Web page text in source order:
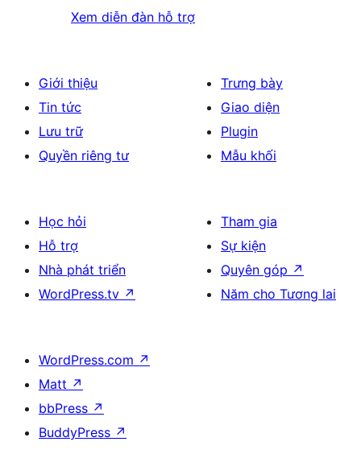
Xem diễn đàn hỗ trợ
Giới thiệu
Tin tức
Lưu trữ
Quyền riêng tư
Trưng bày
Giao diện
Plugin
Mẫu khối
Học hỏi
Hỗ trợ
Nhà phát triển
WordPress.tv ↗
Tham gia
Sự kiện
Quyên góp ↗
Năm cho Tương lai
WordPress.com ↗
Matt ↗
bbPress ↗
BuddyPress ↗